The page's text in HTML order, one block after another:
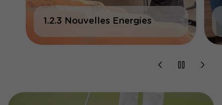
1.2.3 Nouvelles Energies